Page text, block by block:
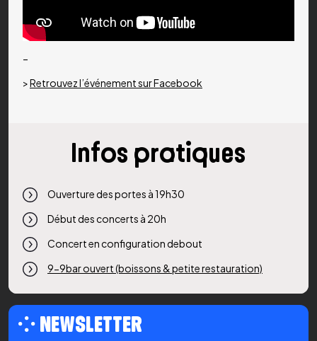
–
>Retrouvez l’événement sur Facebook
Infos pratiques
Ouverture des portes à 19h30
Début des concerts à 20h
Concert en configuration debout
9-9bar ouvert (boissons & petite restauration)
⁘ NEWSLETTER